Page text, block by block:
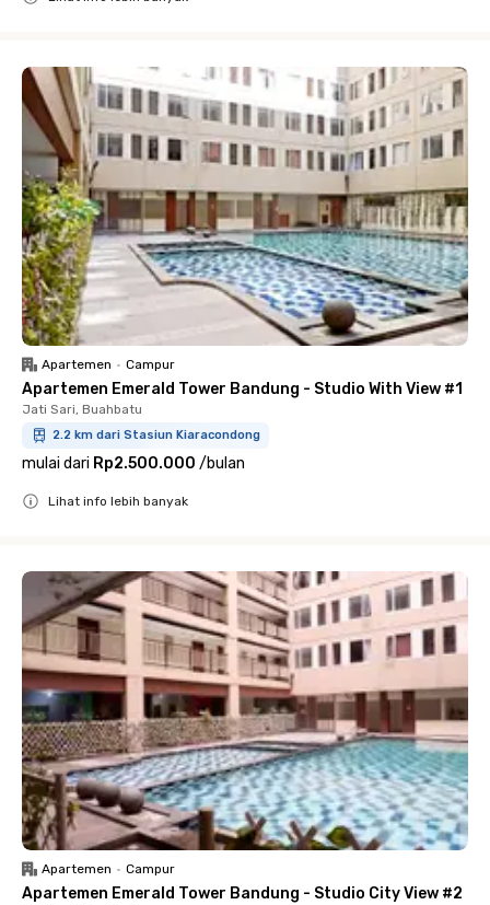
Apartemen • Campur
Apartemen Emerald Tower Bandung - Studio With View #1
Jati Sari, Buahbatu
2.2 km dari Stasiun Kiaracondong
mulai dari Rp2.500.000 /bulan
Lihat info lebih banyak
Apartemen • Campur
Apartemen Emerald Tower Bandung - Studio City View #2